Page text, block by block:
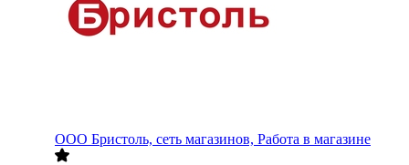
ООО Бристоль, сеть магазинов, Работа в магазине